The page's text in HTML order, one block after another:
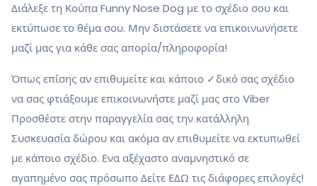
Διάλεξε τη Κούπα Funny Nose Dog με το σχέδιο σου και
εκτύπωσε το θέμα σου. Μην διστάσετε να επικοινωνήσετε
μαζί μας για κάθε σας απορία/πληροφορία!
Όπως επίσης αν επιθυμείτε και κάποιο ✓δικό σας σχέδιο
να σας φτιάξουμε επικοινωνήστε μαζί μας στο Viber
Προσθέστε στην παραγγελία σας την κατάλληλη
Συσκευασία δώρου και ακόμα αν επιθυμείτε να εκτυπωθεί
με κάποιο σχέδιο. Ενα αξέχαστο αναμνηστικό σε
αγαπημένο σας πρόσωπο Δείτε ΕΔΩ τις διάφορες επιλογές!